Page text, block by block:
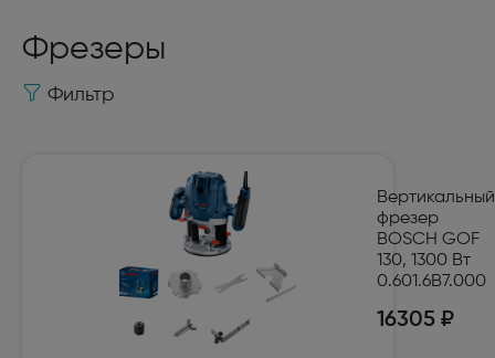
Фрезеры
Фильтр
Вертикальный
фрезер
BOSCH GOF
130, 1300 Вт
0.601.6B7.000
16305 ₽